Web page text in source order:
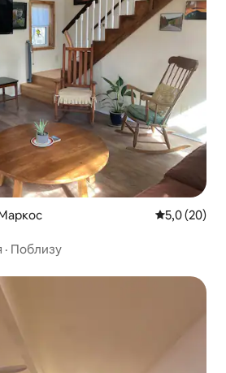
Середня
5,0 (20)
· Поблизу